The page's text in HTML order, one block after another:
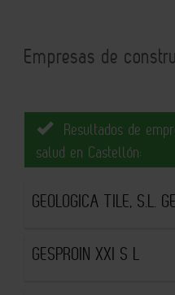
Empresas de
Resultados de
salud en Castellón:
GEOLOGICA TILE, S.L.
GESPROIN XXI S L